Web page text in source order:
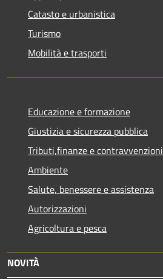
Catasto e urbanistica
Turismo
Mobilità e trasporti
Educazione e formazione
Giustizia e sicurezza pubblica
Tributi,finanze e contravvenzioni
Ambiente
Salute, benessere e assistenza
Autorizzazioni
Agricoltura e pesca
NOVITÀ